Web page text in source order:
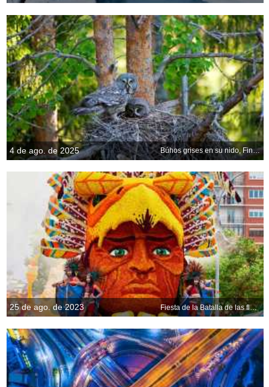
4 de ago. de 2025 Búhos grises en su nido, Finlandia
25 de ago. de 2023 Fiesta de la Batalla de las flores, Laredo, Cantabria, España